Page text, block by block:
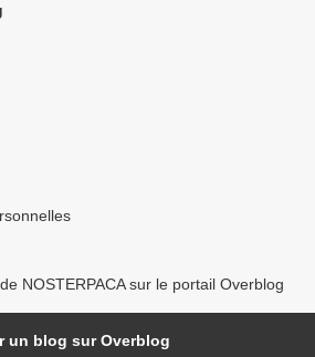
NOSTERPACA sur le portail Overblog
un blog sur Overblog